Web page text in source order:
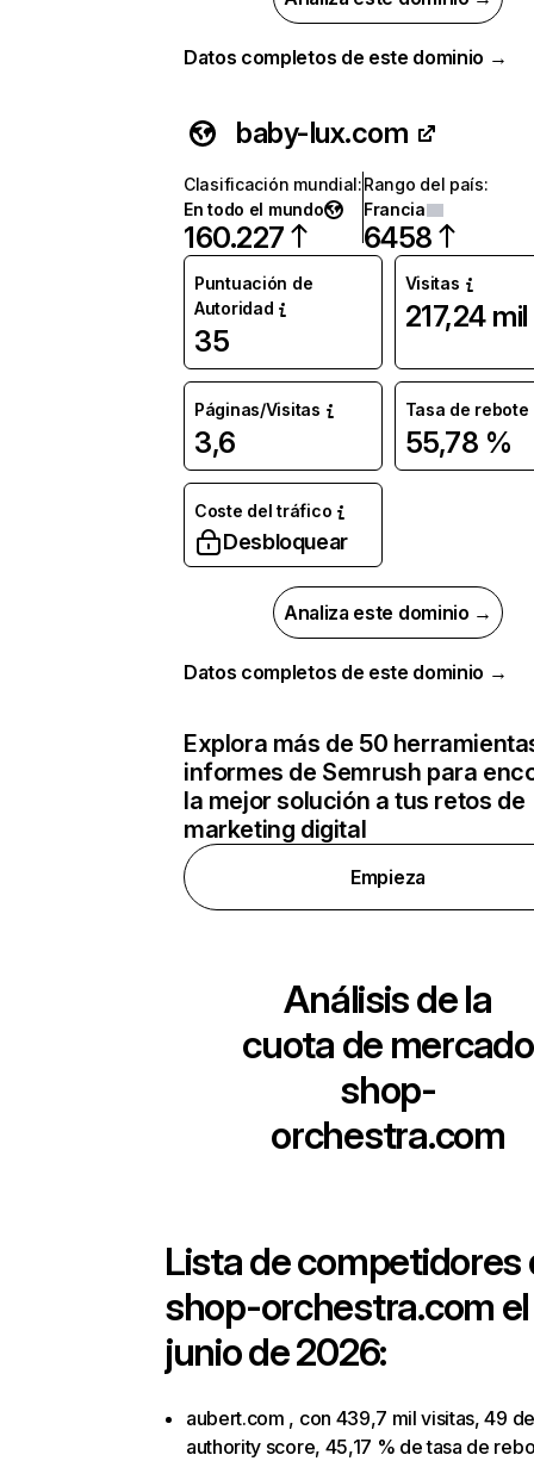
Datos completos de este dominio →
baby-lux.com
Clasificación mundial:
En todo el mundo
160.227
Rango del país:
Francia
6458
Puntuación de
Autoridad
35
Visitas
217,24 mil
Páginas/Visitas
3,6
Tasa de rebote
55,78 %
Coste del tráfico
Desbloquear
Analiza este dominio →
Datos completos de este dominio →
Explora más de 50
informes de Semrush para
la mejor solución a tus retos de
marketing digital
Empieza
Análisis de la
cuota de mercado
shop-
orchestra.com
Lista de competidores
shop-orchestra.com el
junio de 2026:
aubert.com , con 439,7 mil visitas, 49 de
authority score, 45,17 % de tasa de